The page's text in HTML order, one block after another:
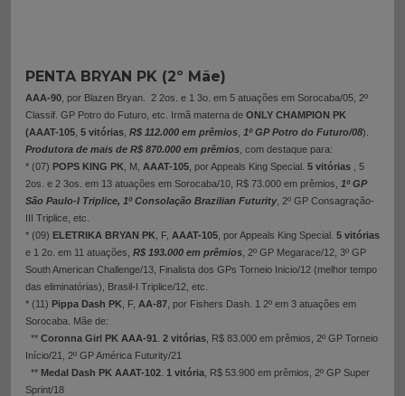
PENTA BRYAN PK (2º Mãe)
AAA-90 , por Blazen Bryan. 2 2os. e 1 3o. em 5 atuações em Sorocaba/05, 2º
Classif. GP Potro do Futuro, etc. Irmã materna de ONLY CHAMPION PK
(AAAT-105 5 vitórias R$ 112.000 em prêmios 1º GP Potro do Futuro/08).
Produtora de mais de R$ 870.000 em prêmios , com destaque para:
* (07) POPS KING PK , M, AAAT-105 , por Appeals King Special. 5 vitórias
, 5
2os. e 2 3os. em 13 atuações em Sorocaba/10, R$ 73.000 em prêmios, 1º GP
São Paulo-I Triplice, 1º Consolação Brazilian Futurity, 2º GP Consagração-
III Triplice, etc.
* (09) ELETRIKA BRYAN PK , F, AAAT-105 , por Appeals King Special. 5 vitórias
e 1 2o. em 11 atuações, R$ 193.000 em prêmios , 2º GP Megarace/12, 3º GP
South American Challenge/13, Finalista dos GPs Torneio Inicio/12 (melhor tempo
das eliminatórias), Brasil-I Triplice/12, etc.
* (11) Pippa Dash PK , F, AA-87 , por Fishers Dash. 1 2º em 3 atuações em
Sorocaba. Mãe de:
** Coronna Girl PK AAA-91 2 vitórias , R$ 83.000 em prêmios, 2º GP Torneio
Início/21, 2º GP América Futurity/21
** Medal Dash PK AAAT-102 1 vitória , R$ 53.900 em prêmios, 2º GP Super
Sprint/18